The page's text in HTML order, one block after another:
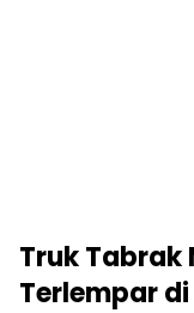
Truk Tabrak
Terlempar